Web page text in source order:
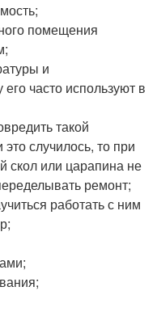
помещения
и
часто используют в
такой
случилось, то при
скол или царапина не
ремонт;
работать с ним